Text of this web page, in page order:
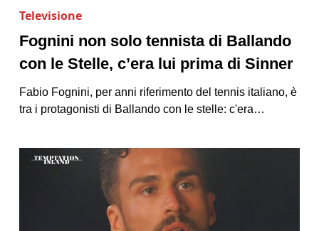
Televisione
Fognini non solo tennista di Ballando
con le Stelle, c’era lui prima di Sinner
Fabio Fognini, per anni riferimento del tennis italiano, è
tra i protagonisti di Ballando con le stelle: c'era…